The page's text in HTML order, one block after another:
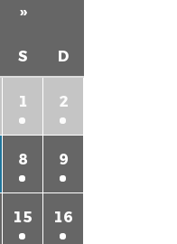
»
S D
1 2
8 9
15 16